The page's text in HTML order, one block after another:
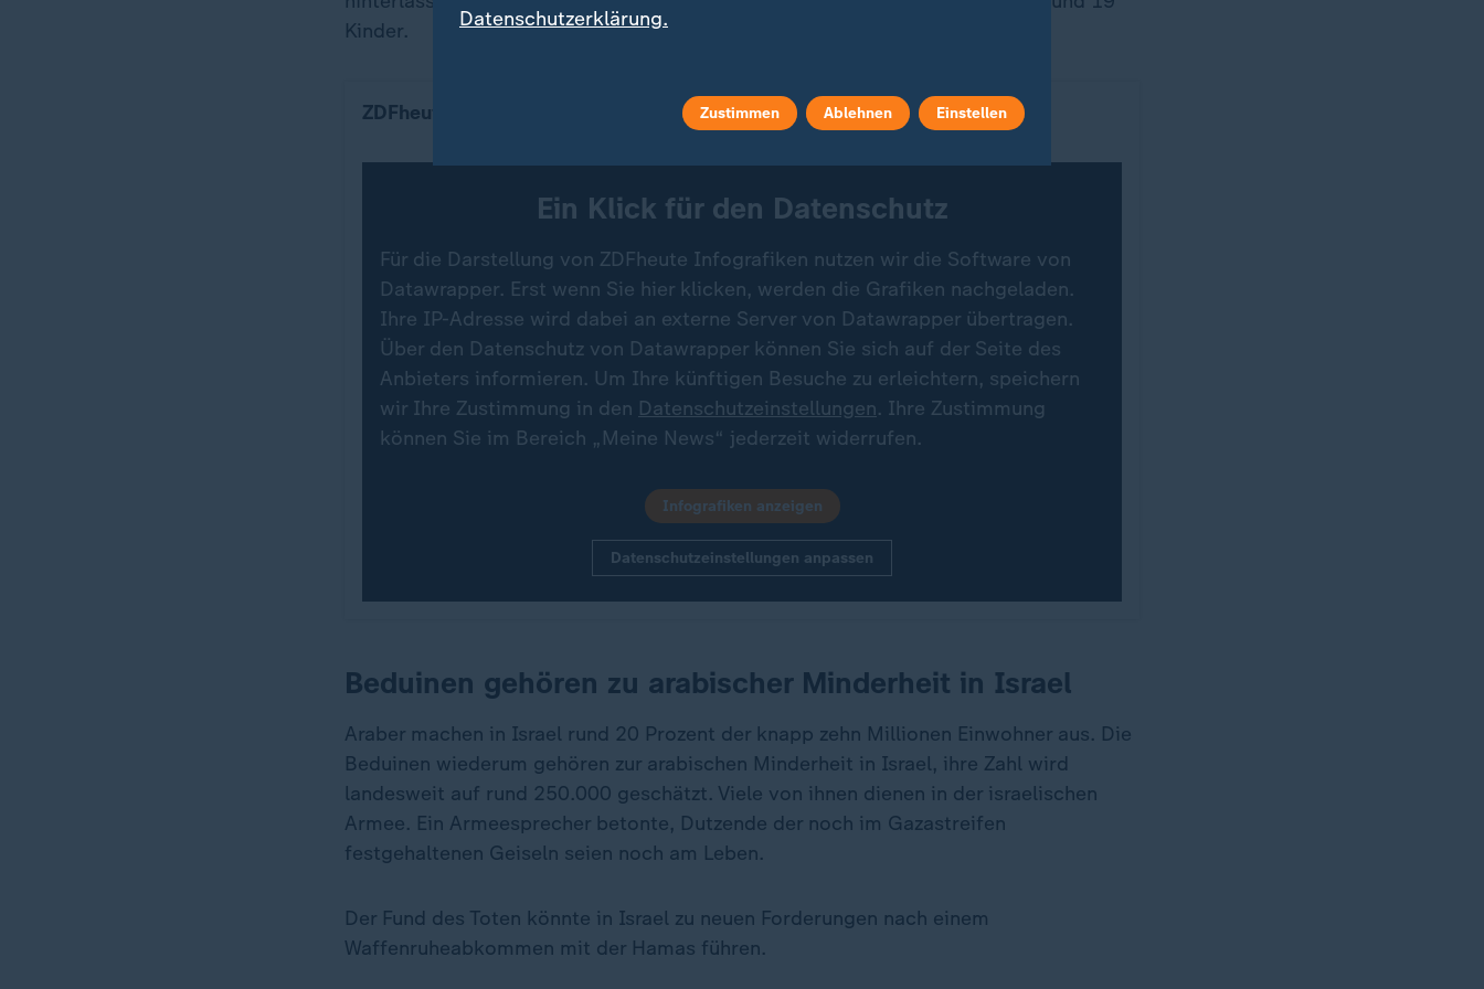
Kinder.
Angriff auf Israel (Karte Israel, Gazastreifen etc.)
ZDFheute Infografik
Ein Klick für den Datenschutz
Für die Darstellung von ZDFheute Infografiken nutzen wir die Software von
Datawrapper. Erst wenn Sie hier klicken, werden die Grafiken nachgeladen.
Ihre IP-Adresse wird dabei an externe Server von Datawrapper übertragen.
Über den Datenschutz von Datawrapper können Sie sich auf der Seite des
Anbieters informieren. Um Ihre künftigen Besuche zu erleichtern, speichern
wir Ihre Zustimmung in den Datenschutzeinstellungen. Ihre Zustimmung
können Sie im Bereich „Meine News“ jederzeit widerrufen.
Infografiken anzeigen
Datenschutzeinstellungen anpassen
Beduinen gehören zu arabischer Minderheit in Israel
Araber machen in Israel rund 20 Prozent der knapp zehn Millionen Einwohner aus. Die
Beduinen wiederum gehören zur arabischen Minderheit in Israel, ihre Zahl wird
landesweit auf rund 250.000 geschätzt. Viele von ihnen dienen in der israelischen
Armee. Ein Armeesprecher betonte, Dutzende der noch im Gazastreifen
festgehaltenen Geiseln seien noch am Leben.
Der Fund des Toten könnte in Israel zu neuen Forderungen nach einem
Waffenruheabkommen mit der Hamas führen.
Datenschutzerklärung.
Zustimmen Ablehnen Einstellen